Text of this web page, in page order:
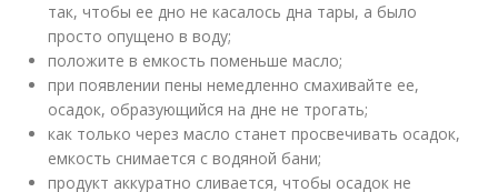
так, чтобы ее дно не касалось дна тары, а было
просто опущено в воду;
положите в емкость поменьше масло;
при появлении пены немедленно смахивайте ее,
осадок, образующийся на дне не трогать;
как только через масло станет просвечивать осадок,
емкость снимается с водяной бани;
продукт аккуратно сливается, чтобы осадок не